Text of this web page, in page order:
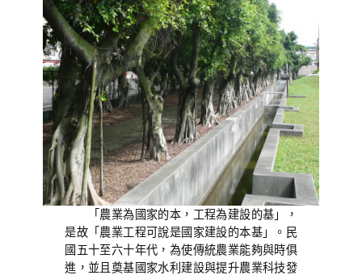
「農業為國家的本，工程為建設的基」，
是故「農業工程可說是國家建設的本基」。民
國五十至六十年代，為使傳統農業能夠與時俱
進，並且奠基國家水利建設與提升農業科技發